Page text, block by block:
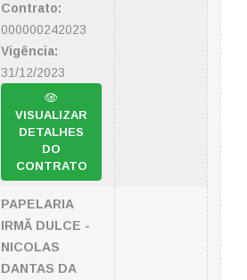
Contrato:
000000242023
Vigência:
31/12/2023
VISUALIZAR
DETALHES
DO
CONTRATO
PAPELARIA
IRMÃ DULCE -
NICOLAS
DANTAS DA